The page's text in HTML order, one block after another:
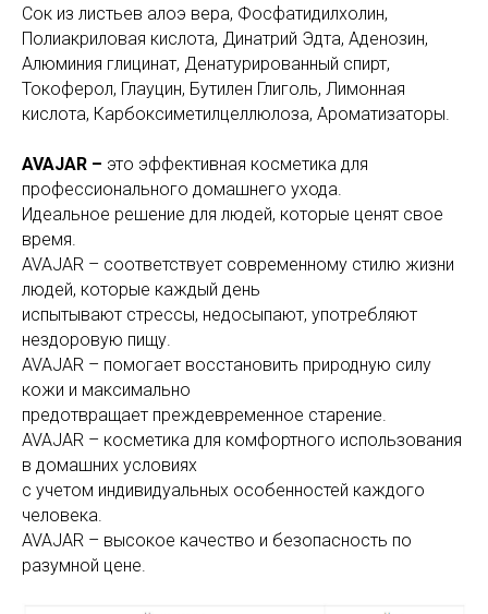
Сок из листьев алоэ вера, Фосфатидилхолин,
Полиакриловая кислота, Динатрий Эдта, Аденозин,
Алюминия глицинат, Денатурированный спирт,
Токоферол, Глауцин, Бутилен Глиголь, Лимонная
кислота, Карбоксиметилцеллюлоза, Ароматизаторы.
AVAJAR – это эффективная косметика для
профессионального домашнего ухода.
Идеальное решение для людей, которые ценят свое
время.
AVAJAR – соответствует современному стилю жизни
людей, которые каждый день
испытывают стрессы, недосыпают, употребляют
нездоровую пищу.
AVAJAR – помогает восстановить природную силу
кожи и максимально
предотвращает преждевременное старение.
AVAJAR – косметика для комфортного использования
в домашних условиях
с учетом индивидуальных особенностей каждого
человека.
AVAJAR – высокое качество и безопасность по
разумной цене.